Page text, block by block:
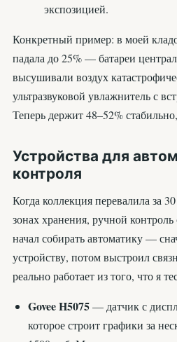
экспозицией.
Конкретный пример: в моей
падала до 25% — батареи
высушивали воздух
ультразвуковой увлажнитель с
Теперь держит 48–52%
Устройства для
контроля
Когда коллекция перевалила за
зонах хранения, ручной
начал собирать автоматику —
устройству, потом выстроил
реально работает из того, что я
Govee H5075— датчик с
которое строит графики за